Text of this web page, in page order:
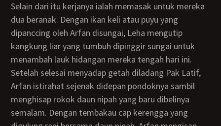
Selain dari itu kerjanya ialah memasak untuk mereka
dua beranak. Dengan ikan keli atau puyu yang
dipanccing oleh Arfan disungai, Leha mengutip
kangkung liar yang tumbuh dipinggir sungai untuk
menambah lauk hidangan mereka tengah hari ini.
Setelah selesai menyadap getah diladang Pak Latif,
Arfan istirahat sejenak didepan pondoknya sambil
menghisap rokok daun nipah yang baru dibelinya
semalam. Dengan tembakau cap kerengga yang